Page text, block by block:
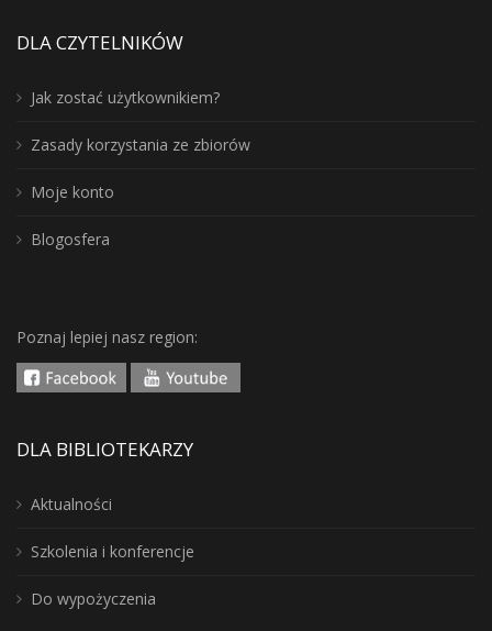
DLA CZYTELNIKÓW
Jak zostać użytkownikiem?
Zasady korzystania ze zbiorów
Moje konto
Blogosfera
Poznaj lepiej nasz region:
DLA BIBLIOTEKARZY
Aktualności
Szkolenia i konferencje
Do wypożyczenia